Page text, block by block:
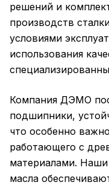
решений и
производств
условиями
использования
Компания ДЭМО
подшипники,
что особенно
работающего с
материалами.
масла